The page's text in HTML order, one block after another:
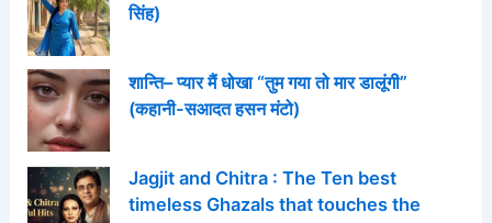
सिंह)
शान्ति– प्यार मैं धोखा “तुम गया तो मार डालूंगी”
(कहानी-सआदत हसन मंटो)
Jagjit and Chitra : The Ten best
timeless Ghazals that touches the